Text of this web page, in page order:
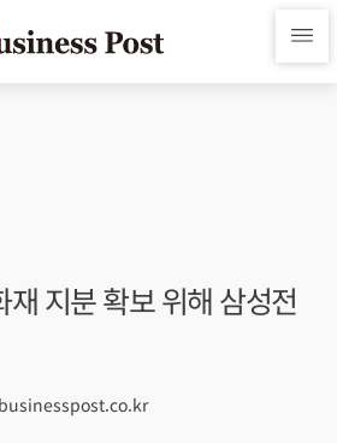
지분 확보 위해 삼성전